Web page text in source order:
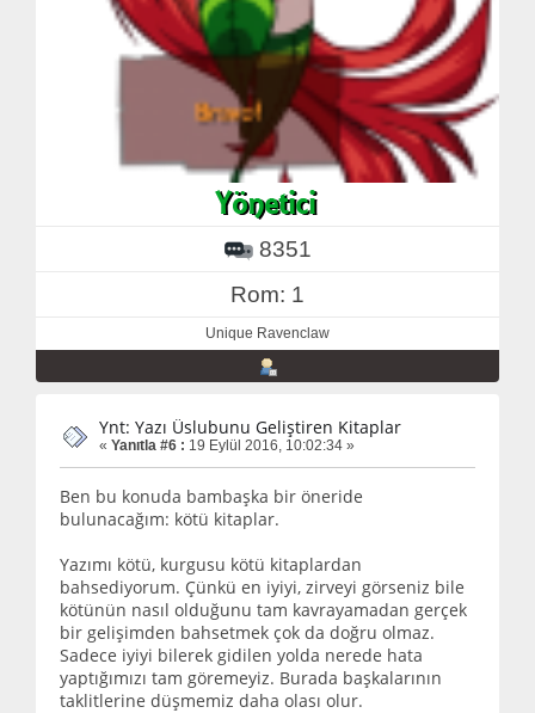
8351
Rom: 1
Unique Ravenclaw
Ynt: Yazı Üslubunu Geliştiren Kitaplar
« Yanıtla #6 : 19 Eylül 2016, 10:02:34 »
Ben bu konuda bambaşka bir öneride
bulunacağım: kötü kitaplar.
Yazımı kötü, kurgusu kötü kitaplardan
bahsediyorum. Çünkü en iyiyi, zirveyi görseniz bile
kötünün nasıl olduğunu tam kavrayamadan gerçek
bir gelişimden bahsetmek çok da doğru olmaz.
Sadece iyiyi bilerek gidilen yolda nerede hata
yaptığımızı tam göremeyiz. Burada başkalarının
taklitlerine düşmemiz daha olası olur.